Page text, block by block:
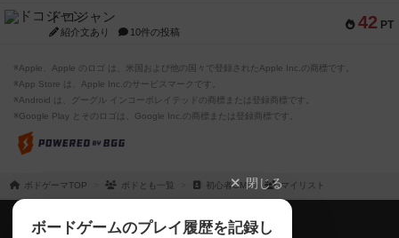
42 PT
ドコジャン
紹介文あり 10件の投稿
※Apple、Apple のロゴ は、米国および他の国々で登録されたApple Inc.の商標です。
※App Store は、Apple Inc.のサービスマークです。
※Android は、グーグル インコーポレイテッドの商標または登録商標です。
※Google Play とそのロゴは、Google Inc.の商標または登録商標です。
ボドゲーマTOP ボドとも一覧 初心者GM マイリスト
閉じる
ボードゲームのプレイ履歴を記録し
ボドゲーマTOP